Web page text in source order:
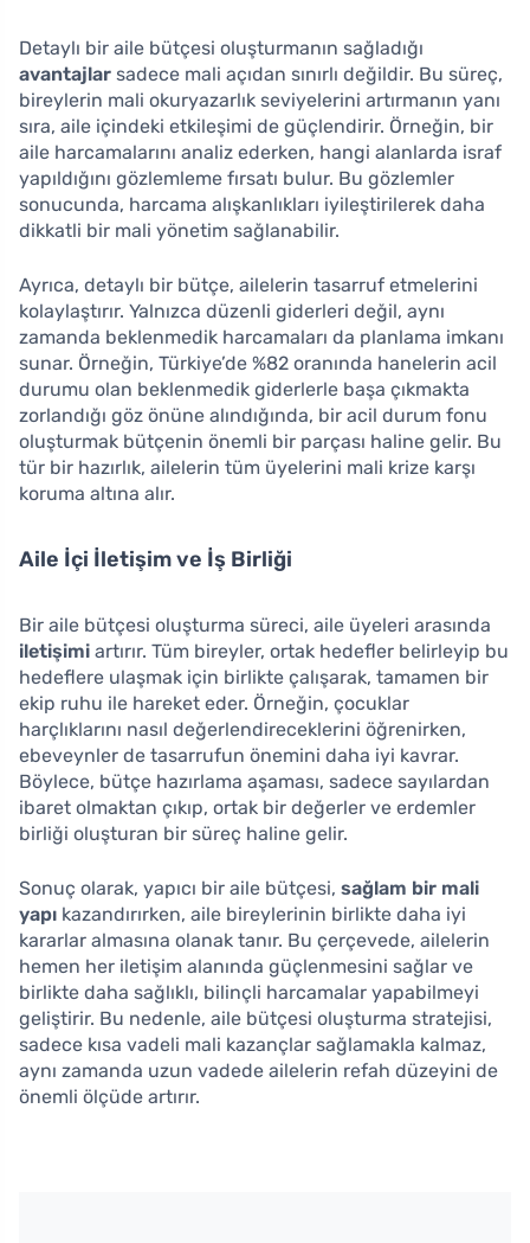
Detaylı bir aile bütçesi oluşturmanın sağladığı
avantajlar sadece mali açıdan sınırlı değildir. Bu süreç,
bireylerin mali okuryazarlık seviyelerini artırmanın yanı
sıra, aile içindeki etkileşimi de güçlendirir. Örneğin, bir
aile harcamalarını analiz ederken, hangi alanlarda israf
yapıldığını gözlemleme fırsatı bulur. Bu gözlemler
sonucunda, harcama alışkanlıkları iyileştirilerek daha
dikkatli bir mali yönetim sağlanabilir.
Ayrıca, detaylı bir bütçe, ailelerin tasarruf etmelerini
kolaylaştırır. Yalnızca düzenli giderleri değil, aynı
zamanda beklenmedik harcamaları da planlama imkanı
sunar. Örneğin, Türkiye’de %82 oranında hanelerin acil
durumu olan beklenmedik giderlerle başa çıkmakta
zorlandığı göz önüne alındığında, bir acil durum fonu
oluşturmak bütçenin önemli bir parçası haline gelir. Bu
tür bir hazırlık, ailelerin tüm üyelerini mali krize karşı
koruma altına alır.
Aile İçi İletişim ve İş Birliği
Bir aile bütçesi oluşturma süreci, aile üyeleri arasında
iletişimi artırır. Tüm bireyler, ortak hedefler belirleyip bu
hedeflere ulaşmak için birlikte çalışarak, tamamen bir
ekip ruhu ile hareket eder. Örneğin, çocuklar
harçlıklarını nasıl değerlendireceklerini öğrenirken,
ebeveynler de tasarrufun önemini daha iyi kavrar.
Böylece, bütçe hazırlama aşaması, sadece sayılardan
ibaret olmaktan çıkıp, ortak bir değerler ve erdemler
birliği oluşturan bir süreç haline gelir.
Sonuç olarak, yapıcı bir aile bütçesi, sağlam bir mali
yapı kazandırırken, aile bireylerinin birlikte daha iyi
kararlar almasına olanak tanır. Bu çerçevede, ailelerin
hemen her iletişim alanında güçlenmesini sağlar ve
birlikte daha sağlıklı, bilinçli harcamalar yapabilmeyi
geliştirir. Bu nedenle, aile bütçesi oluşturma stratejisi,
sadece kısa vadeli mali kazançlar sağlamakla kalmaz,
aynı zamanda uzun vadede ailelerin refah düzeyini de
önemli ölçüde artırır.